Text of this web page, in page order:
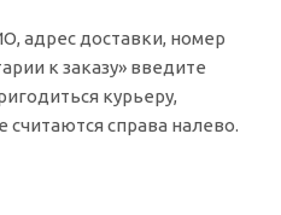
адрес доставки, номер
к заказу» введите
курьеру,
справа налево.